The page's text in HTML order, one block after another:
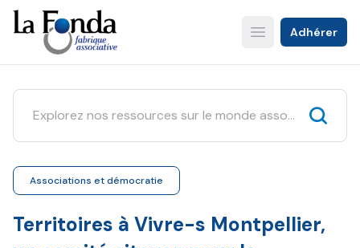
Aller
au
contenu
principal
Open main menu
Adhérer
Associations et démocratie
Territoires à Vivre-s Montpellier,